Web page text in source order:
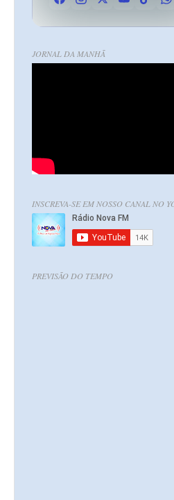
JORNAL DA MANHÃ
INSCREVA-SE EM NOSSO CANAL NO
PREVISÃO DO TEMPO